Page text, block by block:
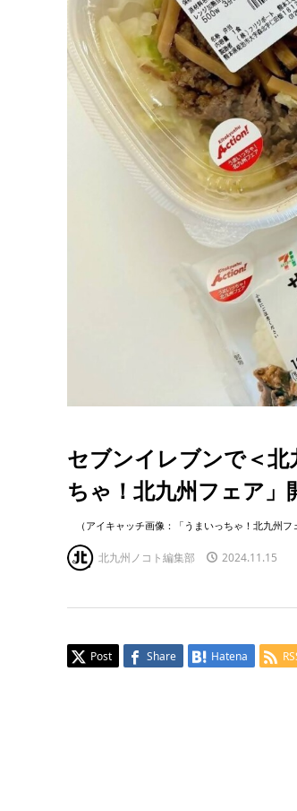
セブンイレブンで＜
ちゃ！北九州フェア」
（アイキャッチ画像：「うまいっちゃ！北九州フ
北九州ノコト編集部 2024.11.15
Post Share Hatena